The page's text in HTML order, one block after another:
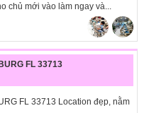
chủ mới vào làm ngay và...
FL 33713
FL 33713 Location đẹp, nằm